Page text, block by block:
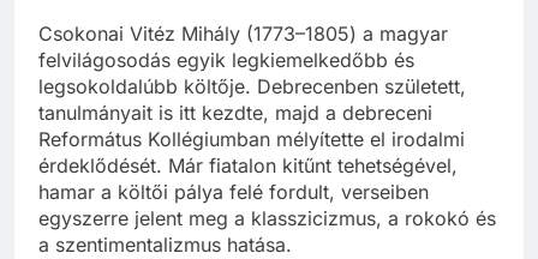
Csokonai Vitéz Mihály (1773–1805) a magyar
felvilágosodás egyik legkiemelkedőbb és
legsokoldalúbb költője. Debrecenben született,
tanulmányait is itt kezdte, majd a debreceni
Református Kollégiumban mélyítette el irodalmi
érdeklődését. Már fiatalon kitűnt tehetségével,
hamar a költői pálya felé fordult, verseiben
egyszerre jelent meg a klasszicizmus, a rokokó és
a szentimentalizmus hatása.